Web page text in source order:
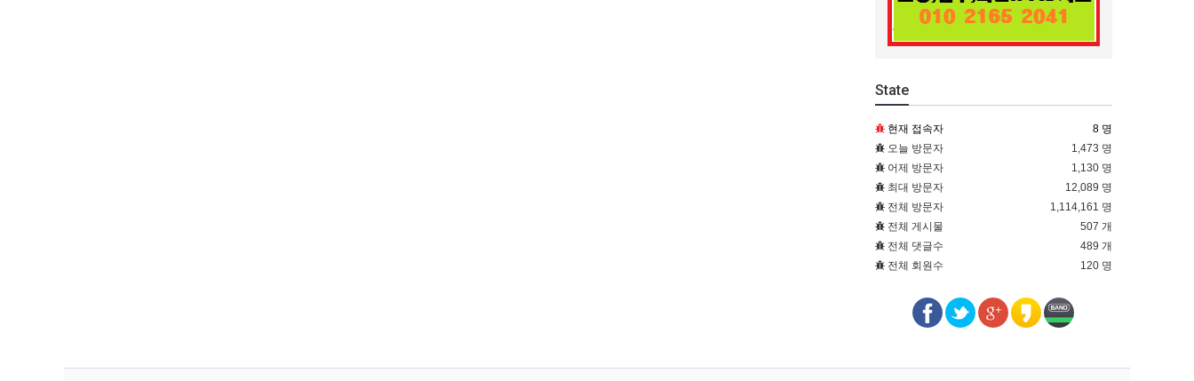
State
현재 접속자
8 명
오늘 방문자
1,473 명
어제 방문자
1,130 명
최대 방문자
12,089 명
전체 방문자
1,114,161 명
전체 게시물
507 개
전체 댓글수
489 개
전체 회원수
120 명